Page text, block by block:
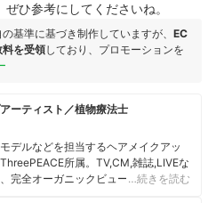
ひ参考にしてくださいね。
基準に基づき制作していますが、 EC
を受領しており、プロモーションを
ーティスト／植物療法士
デルなどを担当するヘアメイクアッ
所属。TV,CM,雑誌,LIVEな
完全オーガニックビューティーサロ
…続きを読む